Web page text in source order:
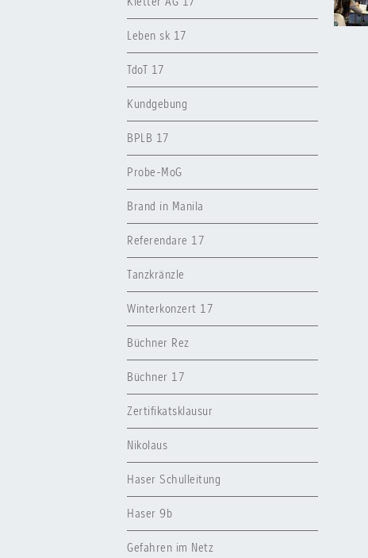
Leben sk 17
TdoT 17
Kundgebung
BPLB 17
Probe-MoG
Brand in Manila
Referendare 17
Tanzkränzle
Winterkonzert 17
Büchner Rez
Büchner 17
Zertifikatsklausur
Nikolaus
Haser Schulleitung
Haser 9b
Gefahren im Netz